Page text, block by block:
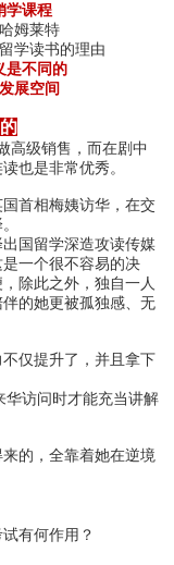
学课程
姆莱特
学读书的理由
是不同的
展空间
高级销售，而在剧中
也是非常优秀。
首相梅姨访华，在交
国留学深造攻读传媒
一个很不容易的决
除此之外，独自一人
的她更被孤独感、无
仅提升了，并且拿下
华访问时才能充当讲解
的，全靠着她在逆境
有何作用？